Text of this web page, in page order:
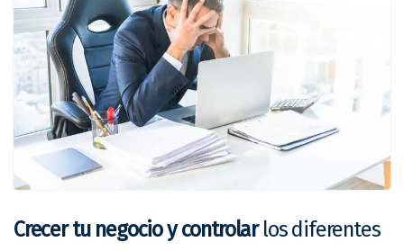
Crecer tu negocio y controlarlos diferentes